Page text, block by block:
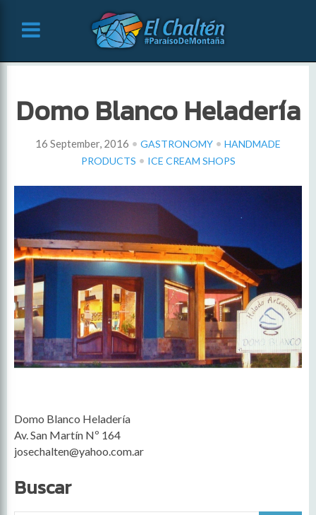
Domo Blanco Heladería
16 September, 2016 • GASTRONOMY • HANDMADE
PRODUCTS • ICE CREAM SHOPS
Domo Blanco Heladería
Av. San Martín Nº 164
josechalten@yahoo.com.ar
Buscar